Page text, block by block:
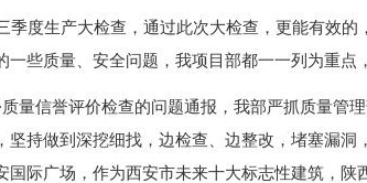
季度生产大检查，通过此次大检查，更能有效
一些质量、安全问题，我项目部都一一列为重点
量信誉评价检查的问题通报，我部严抓质量管
坚持做到深挖细找，边检查、边整改，堵塞漏洞
国际广场，作为西安市未来十大标志性建筑，